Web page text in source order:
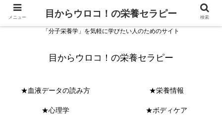
「分子栄養学」を気軽に学びたい人のためのサイト
目からウロコ！の栄養セラピー
★血液データの読み方 ★栄養情報
★心理学 ★ボディケア
メニュー 目からウロコ！の栄養セラピー 検索